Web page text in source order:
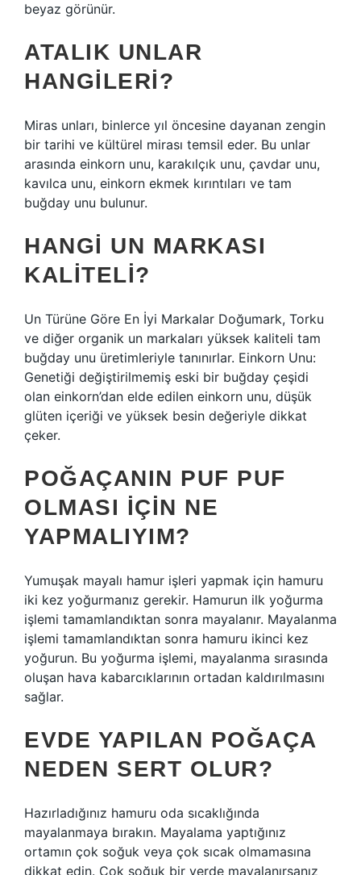
beyaz görünür.
ATALIK UNLAR
HANGILERI?
Miras unları, binlerce yıl öncesine dayanan zengin
bir tarihi ve kültürel mirası temsil eder. Bu unlar
arasında einkorn unu, karakılçık unu, çavdar unu,
kavılca unu, einkorn ekmek kırıntıları ve tam
buğday unu bulunur.
HANGI UN MARKASI
KALITELI?
Un Türüne Göre En İyi Markalar Doğumark, Torku
ve diğer organik un markaları yüksek kaliteli tam
buğday unu üretimleriyle tanınırlar. Einkorn Unu:
Genetiği değiştirilmemiş eski bir buğday çeşidi
olan einkorn’dan elde edilen einkorn unu, düşük
glüten içeriği ve yüksek besin değeriyle dikkat
çeker.
POĞAÇANIN PUF PUF
OLMASI IÇIN NE
YAPMALIYIM?
Yumuşak mayalı hamur işleri yapmak için hamuru
iki kez yoğurmanız gerekir. Hamurun ilk yoğurma
işlemi tamamlandıktan sonra mayalanır. Mayalanma
işlemi tamamlandıktan sonra hamuru ikinci kez
yoğurun. Bu yoğurma işlemi, mayalanma sırasında
oluşan hava kabarcıklarının ortadan kaldırılmasını
sağlar.
EVDE YAPILAN POĞAÇA
NEDEN SERT OLUR?
Hazırladığınız hamuru oda sıcaklığında
mayalanmaya bırakın. Mayalama yaptığınız
ortamın çok soğuk veya çok sıcak olmamasına
dikkat edin. Çok soğuk bir yerde mayalanırsanız